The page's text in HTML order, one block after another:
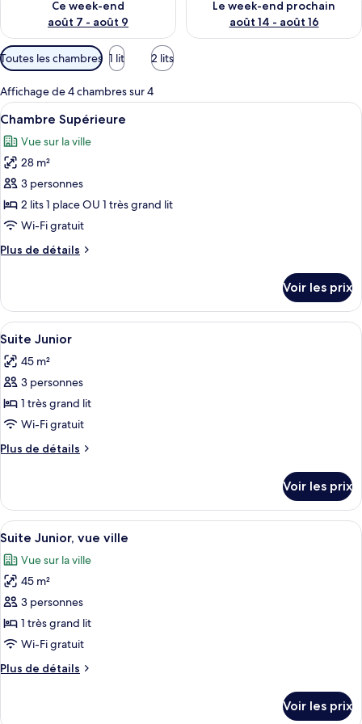
Ce week-end
août 7 - août 9
Le week-end prochain
août 14 - août 16
Filtres
disponibles
pour
les
chambres
Toutes les chambres 1 lit 2 lits
Affichage de 4 chambres sur 4
Afficher
toutes
les
photos
pour
ce
type
chambre :
Une chambre d’hôtel moderne
11
Chambre Supérieure
Vue sur la ville
28 m²
3 personnes
2 lits 1 place OU 1 très grand lit
Wi-Fi gratuit
Plus de détails
Plus
le
type
de
Chambre
Supérieure
Voir les prix
Afficher
toutes
les
photos
pour
ce
type
de
Suite
Junior
Un salon moderne avec deux
8
Suite Junior
45 m²
3 personnes
1 très grand lit
Wi-Fi gratuit
Plus de détails
Plus
le
type
de
Suite
Junior
Voir les prix
Afficher
toutes
les
photos
pour
ce
type
chambre :
Un salon moderne avec deux
9
Suite Junior, vue ville
Vue sur la ville
45 m²
3 personnes
1 très grand lit
Wi-Fi gratuit
Plus de détails
Plus
Voir les prix